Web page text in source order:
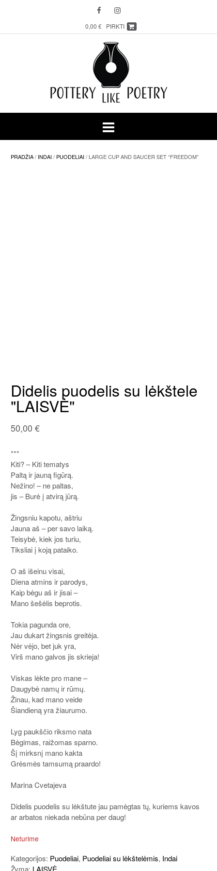
0,00 € PIRKTI
PRADŽIA/ INDAI/ PUODELIAI/ LARGE CUP AND SAUCER SET “FREEDOM”
Didelis puodelis su lėkštele
"LAISVĖ"
50,00 €
***
Kiti? – Kiti tematys
Paltą ir jauną figūrą.
Nežino! – ne paltas,
jis – Burė į atvirą jūrą.
Žingsniu kapotu, aštriu
Jauna aš – per savo laiką.
Teisybė, kiek jos turiu,
Tiksliai į koją pataiko.
O aš išeinu visai,
Diena atmins ir parodys,
Kaip bėgu aš ir jisai –
Mano šešėlis beprotis.
Tokia pagunda ore,
Jau dukart žingsnis greitėja.
Nėr vėjo, bet juk yra,
Virš mano galvos jis skrieja!
Viskas lėkte pro mane –
Daugybė namų ir rūmų.
Žinau, kad mano veide
Šiandieną yra žiaurumo.
Lyg paukščio riksmo nata
Bėgimas, raižomas sparno.
Šį mirksnį mano kakta
Grėsmės tamsumą praardo!
Marina Cvetajeva
Didelis puodelis su lėkštute jau pamėgtas tų, kuriems kavos
ar arbatos niekada nebūna per daug!
Neturime
Kategorijos: Puodeliai, Puodeliai su lėkštelėmis, Indai